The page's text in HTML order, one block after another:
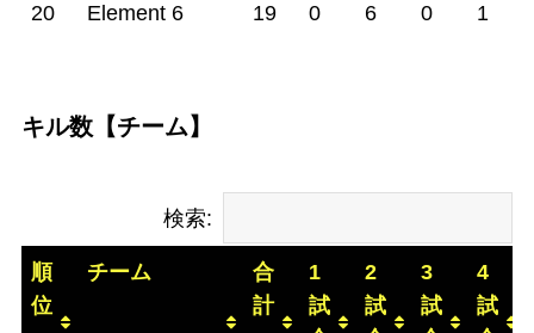
20 Element 6 19 0 6 0 1
キル数【チーム】
検索:
順
位
チーム
合
計
1
試
2
試
3
試
4
試